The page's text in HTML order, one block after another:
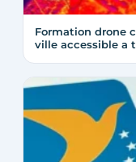
Formation drone
ville accessible a